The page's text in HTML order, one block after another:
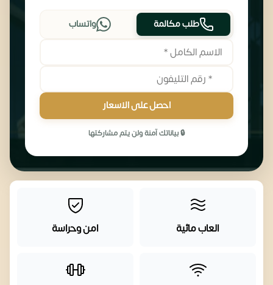
طلب مكالمة واتساب
احصل على الاسعار
🔒 بياناتك آمنة ولن يتم مشاركتها
العاب مائية امن وحراسة